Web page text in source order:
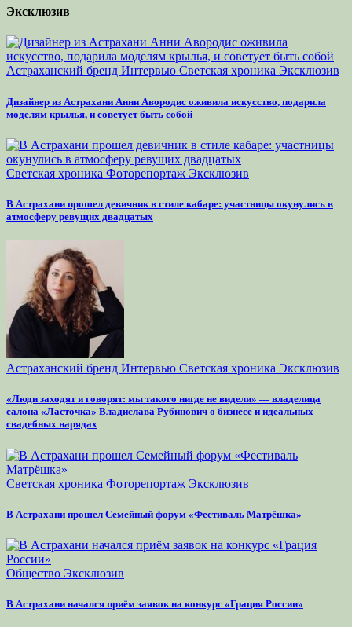
Эксклюзив
Астраханский бренд Интервью Светская хроника Эксклюзив
Дизайнер из Астрахани Анни Авородис оживила искусство, подарила
моделям крылья, и советует быть собой
Светская хроника Фоторепортаж Эксклюзив
В Астрахани прошел девичник в стиле кабаре: участницы окунулись в
атмосферу ревущих двадцатых
Астраханский бренд Интервью Светская хроника Эксклюзив
«Люди заходят и говорят: мы такого нигде не видели» — владелица
салона «Ласточка» Владислава Рубинович о бизнесе и идеальных
свадебных нарядах
Светская хроника Фоторепортаж Эксклюзив
В Астрахани прошел Семейный форум «Фестиваль Матрёшка»
Общество Эксклюзив
В Астрахани начался приём заявок на конкурс «Грация России»